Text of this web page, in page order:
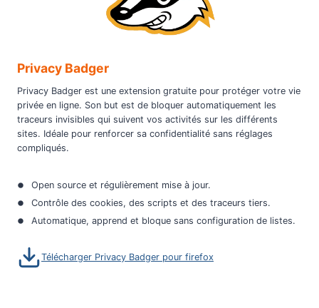
Privacy Badger
Privacy Badger est une extension gratuite pour protéger votre vie
privée en ligne. Son but est de bloquer automatiquement les
traceurs invisibles qui suivent vos activités sur les différents
sites. Idéale pour renforcer sa confidentialité sans réglages
compliqués.
Open source et régulièrement mise à jour.
Contrôle des cookies, des scripts et des traceurs tiers.
Automatique, apprend et bloque sans configuration de listes.
Télécharger Privacy Badger pour firefox